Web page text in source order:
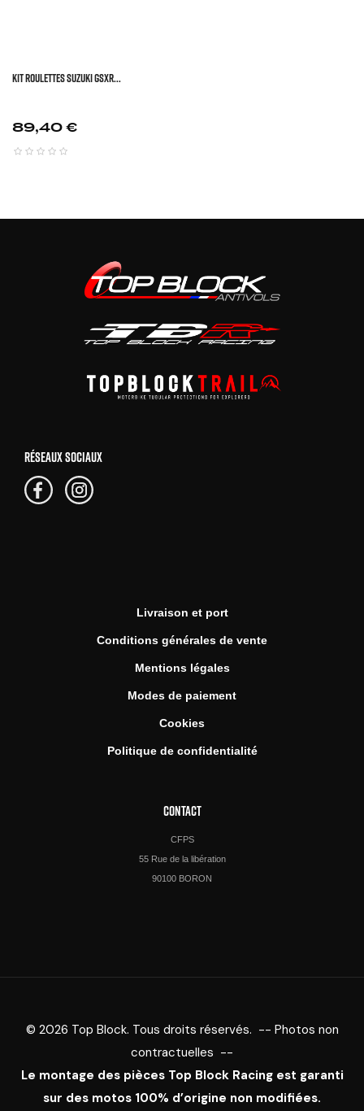
KIT ROULETTES SUZUKI GSXR...
Prix
89,40 €
RÉSEAUX SOCIAUX
Livraison et port
Conditions générales de vente
Mentions légales
Modes de paiement
Cookies
Politique de confidentialité
CONTACT
CFPS
55 Rue de la libération
90100 BORON
© 2026 Top Block. Tous droits réservés. -- Photos non
contractuelles --
Le montage des pièces Top Block Racing est garanti
sur des motos 100% d’origine non modifiées.